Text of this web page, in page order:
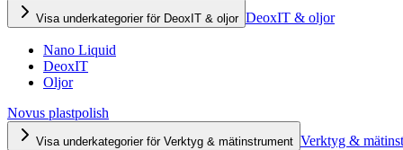
Visa underkategorier för DeoxIT & oljor DeoxIT & oljor
Nano Liquid
DeoxIT
Oljor
Novus plastpolish
Visa underkategorier för Verktyg & mätinstrument Verktyg &